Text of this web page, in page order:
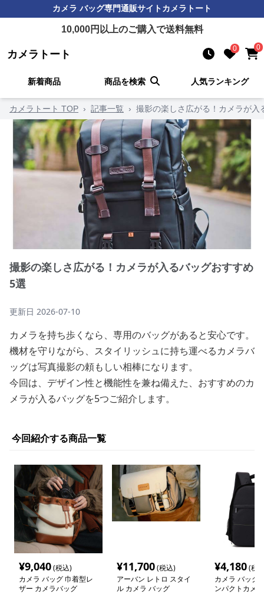
カメラ バッグ専門通販サイトカメラトート
10,000円以上のご購入で送料無料
カメラトート 0 0
新着商品 商品を検索 人気ランキング
カメラトート TOP › 記事一覧 › 撮影の楽しさ広がる！カメラが入
撮影の楽しさ広がる！カメラが入るバッグおすすめ
5選
更新日 2026-07-10
カメラを持ち歩くなら、専用のバッグがあると安心です。
機材を守りながら、スタイリッシュに持ち運べるカメラバ
ッグは写真撮影の頼もしい相棒になります。
今回は、デザイン性と機能性を兼ね備えた、おすすめのカ
メラが入るバッグを5つご紹介します。
今回紹介する商品一覧
¥9,040(税込)
カメラ バッグ 巾着型レ
ザー カメラバッグ
¥11,700(税込)
アーバン レトロ スタイ
ル カメラ バッグ
¥4,180(税
カメラ バッグ
ンパクトカメ